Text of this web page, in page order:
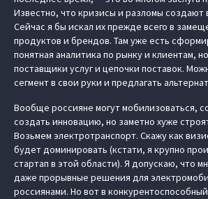
Известно, что кризисы и разломы создают
Сейчас я бы искал их прежде всего в
продуктов и брендов. Там уже есть
понятная аналитика по рынку и клиентам,
поставщики услуг и цепочки поставок.
сегмент в свои руки и предлагать
Вообще россияне могут мобилизоваться,
создать инновацию, но заметно хуже
Возьмем электротранспорт. Скажу как
будет доминировать (кстати, я крупно
стартап в этой области). Я допускаю, что
даже прорывные решения для
россиянами. Но вот в